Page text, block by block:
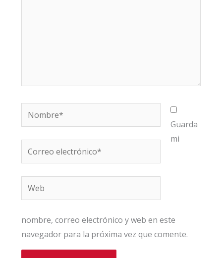
Nombre*
Correo
electrónico*
Web
Guarda
mi
nombre, correo electrónico y web en este
navegador para la próxima vez que comente.